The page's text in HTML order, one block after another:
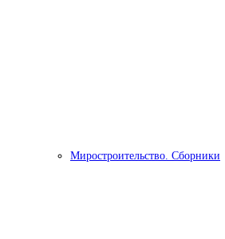
Миростроительство. Сборники